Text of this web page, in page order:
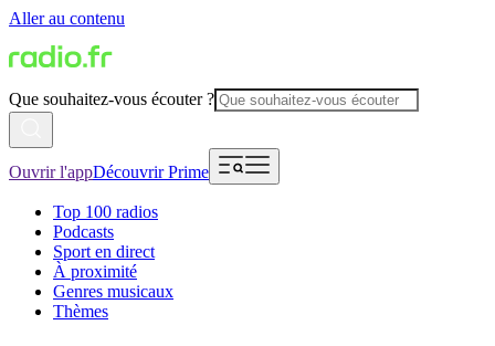
Aller au contenu
Que souhaitez-vous écouter ?
Ouvrir l'appDécouvrir Prime
Top 100 radios
Podcasts
Sport en direct
À proximité
Genres musicaux
Thèmes